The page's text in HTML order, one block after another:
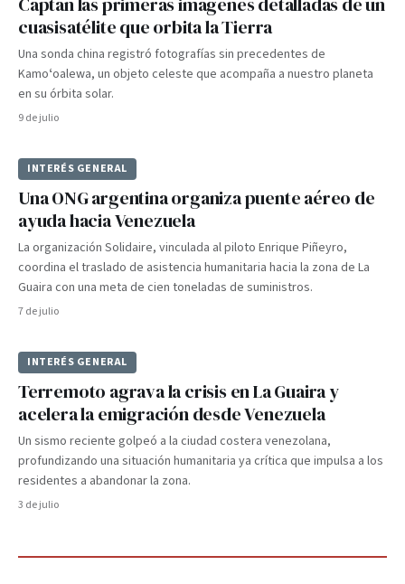
cuasisatélite que orbita la Tierra
Una sonda china registró fotografías sin precedentes de
Kamoʻoalewa, un objeto celeste que acompaña a nuestro planeta
en su órbita solar.
9 de julio
INTERÉS GENERAL
Una ONG argentina organiza puente aéreo de
ayuda hacia Venezuela
La organización Solidaire, vinculada al piloto Enrique Piñeyro,
coordina el traslado de asistencia humanitaria hacia la zona de La
Guaira con una meta de cien toneladas de suministros.
7 de julio
INTERÉS GENERAL
Terremoto agrava la crisis en La Guaira y
acelera la emigración desde Venezuela
Un sismo reciente golpeó a la ciudad costera venezolana,
profundizando una situación humanitaria ya crítica que impulsa a los
residentes a abandonar la zona.
3 de julio